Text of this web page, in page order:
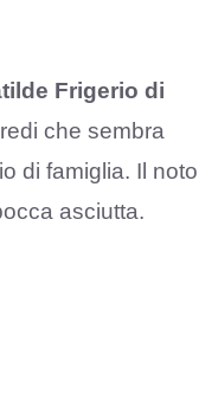
Frigerio di
che sembra
di famiglia. Il noto
asciutta.